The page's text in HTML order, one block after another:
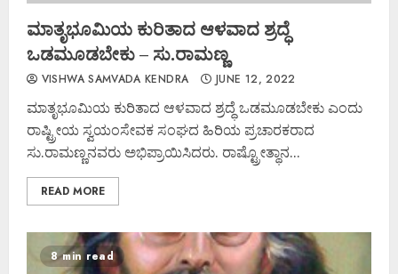
ಮಾತೃಭೂಮಿಯ ಕುರಿತಾದ ಆಳವಾದ ಶ್ರದ್ಧೆ
ಒಡಮೂಡಬೇಕು – ಸು.ರಾಮಣ್ಣ
VISHWA SAMVADA KENDRA JUNE 12, 2022
ಮಾತೃಭೂಮಿಯ ಕುರಿತಾದ ಆಳವಾದ ಶ್ರದ್ಧೆ ಒಡಮೂಡಬೇಕು ಎಂದು
ರಾಷ್ಟ್ರೀಯ ಸ್ವಯಂಸೇವಕ ಸಂಘದ ಹಿರಿಯ ಪ್ರಚಾರಕರಾದ
ಸು.ರಾಮಣ್ಣನವರು ಅಭಿಪ್ರಾಯಿಸಿದರು. ರಾಷ್ಟ್ರೋತ್ಥಾನ...
READ MORE
8 min read